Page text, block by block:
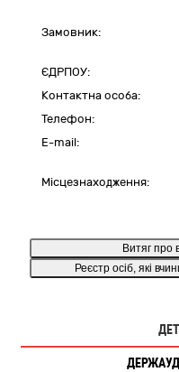
Замовник:
ЄДРПОУ:
Контактна особа:
Телефон:
E-mail:
Місцезнаходження:
Витяг про
Реєстр осіб, які